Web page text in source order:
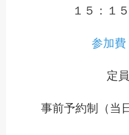
１５：１
参加
定
事前予約制（当